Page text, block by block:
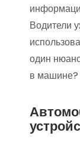
Водители
один
в машине?